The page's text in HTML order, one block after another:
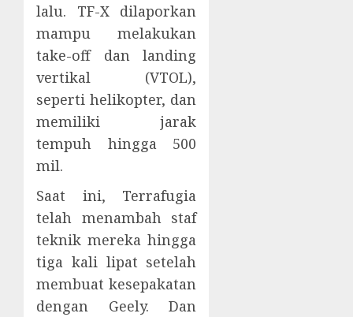
lalu. TF-X dilaporkan
mampu melakukan
take-off dan landing
vertikal (VTOL),
seperti helikopter, dan
memiliki jarak
tempuh hingga 500
mil.
Saat ini, Terrafugia
telah menambah staf
teknik mereka hingga
tiga kali lipat setelah
membuat kesepakatan
dengan Geely. Dan